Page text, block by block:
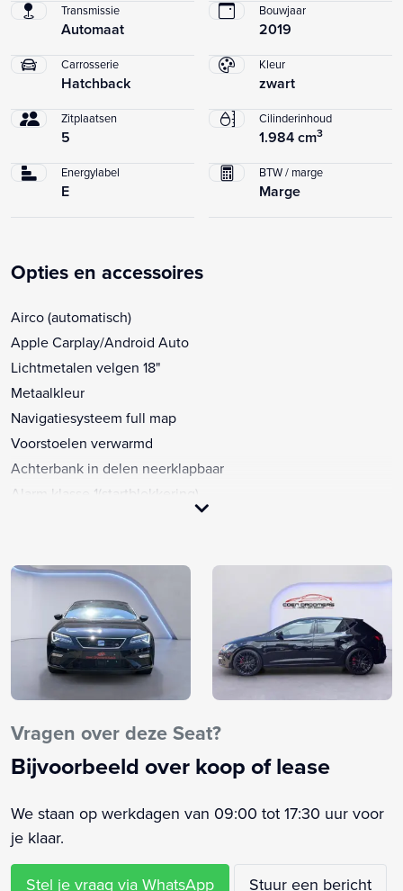
Transmissie
Automaat
Bouwjaar
2019
Carrosserie
Hatchback
Kleur
zwart
Zitplaatsen
5
Cilinderinhoud
1.984 cm3
Energylabel
E
BTW / marge
Marge
Opties en accessoires
Airco (automatisch)
Apple Carplay/Android Auto
Lichtmetalen velgen 18"
Metaalkleur
Navigatiesysteem full map
Voorstoelen verwarmd
Achterbank in delen neerklapbaar
Alarm klasse 1(startblokkering)
Armsteun voor
Audio installatie
Bandenspanningscontrolesysteem
Bestuurdersairbag
Bestuurdersstoel in hoogte verstelbaar
Binnenspiegel automatisch dimmend
Boordcomputer
Buitenspiegels elektrisch inklapbaar
Buitenspiegels in carrosseriekleur
Buitenspiegels verwarmbaar
Bumpers in carrosseriekleur
Vragen over deze Seat?
Bijvoorbeeld over koop of lease
We staan op werkdagen van 09:00 tot 17:30 uur voor
je klaar.
Stel je vraag via WhatsApp Stuur een bericht